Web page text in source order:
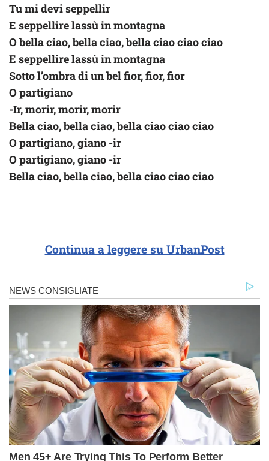
Tu mi devi seppellir
E seppellire lassù in montagna
O bella ciao, bella ciao, bella ciao ciao ciao
E seppellire lassù in montagna
Sotto l’ombra di un bel fior, fior, fior
O partigiano
-Ir, morir, morir, morir
Bella ciao, bella ciao, bella ciao ciao ciao
O partigiano, giano -ir
O partigiano, giano -ir
Bella ciao, bella ciao, bella ciao ciao ciao
Continua a leggere su UrbanPost